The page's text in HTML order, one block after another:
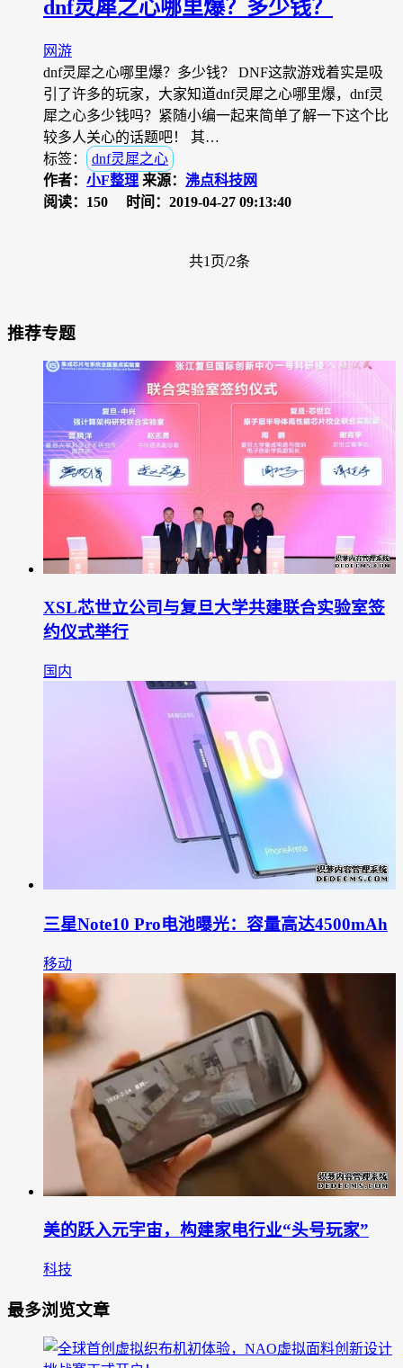
dnf灵犀之心哪里爆？多少钱？
网游
dnf灵犀之心哪里爆？多少钱？ DNF这款游戏着实是吸
引了许多的玩家，大家知道dnf灵犀之心哪里爆，dnf灵
犀之心多少钱吗？紧随小编一起来简单了解一下这个比
较多人关心的话题吧！ 其…
标签：
dnf灵犀之心
作者： 小F整理 来源： 沸点科技网
阅读：150
时间：2019-04-27 09:13:40
共1页/2条
推荐专题
XSL芯世立公司与复旦大学共建联合实验室签
约仪式举行
国内
三星Note10 Pro电池曝光：容量高达4500mAh
移动
美的跃入元宇宙，构建家电行业“头号玩家”
科技
最多浏览文章